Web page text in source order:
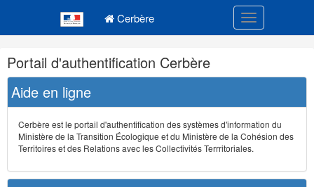
Cerbère Toggle
Navigation
et
outils
annexes
Portail d'authentification Cerbère
Aide en ligne
Cerbère est le portail d'authentification des systèmes d'information du
Ministère de la Transition Écologique et du Ministère de la Cohésion des
Territoires et des Relations avec les Collectivités Terrritoriales.